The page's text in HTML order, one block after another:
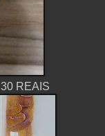
REAIS